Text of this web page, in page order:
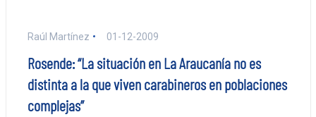
Raúl Martínez 01-12-2009
Rosende: “La situación en La Araucanía no es
distinta a la que viven carabineros en poblaciones
complejas”